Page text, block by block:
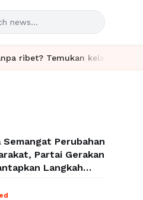
kelas seru dan materi
Semangat Perubahan
Partai Gerakan
Langkah